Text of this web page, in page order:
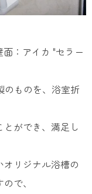
：アイカ "セラー
のものを、浴室折
ができ、満足し
リジナル浴槽の
で、